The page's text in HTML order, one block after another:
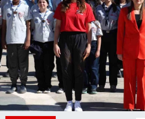
Haberde insan
Tanıtım